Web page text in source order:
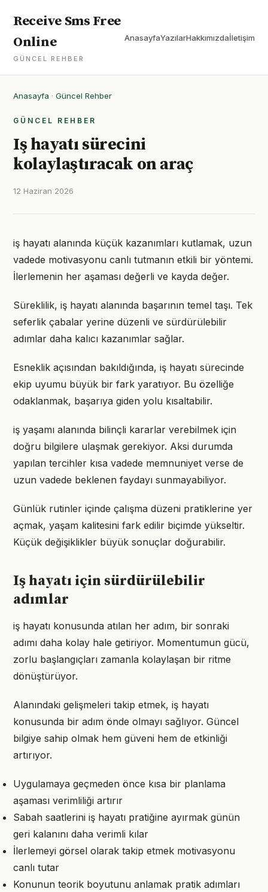
Receive Sms Free
Online
GÜNCEL REHBER
AnasayfaYazılarHakkımızdaİletişim
Anasayfa · Güncel Rehber
GÜNCEL REHBER
Iş hayatı sürecini
kolaylaştıracak on araç
12 Haziran 2026
iş hayatı alanında küçük kazanımları kutlamak, uzun
vadede motivasyonu canlı tutmanın etkili bir yöntemi.
İlerlemenin her aşaması değerli ve kayda değer.
Süreklilik, iş hayatı alanında başarının temel taşı. Tek
seferlik çabalar yerine düzenli ve sürdürülebilir
adımlar daha kalıcı kazanımlar sağlar.
Esneklik açısından bakıldığında, iş hayatı sürecinde
ekip uyumu büyük bir fark yaratıyor. Bu özelliğe
odaklanmak, başarıya giden yolu kısaltabilir.
iş yaşamı alanında bilinçli kararlar verebilmek için
doğru bilgilere ulaşmak gerekiyor. Aksi durumda
yapılan tercihler kısa vadede memnuniyet verse de
uzun vadede beklenen faydayı sunmayabiliyor.
Günlük rutinler içinde çalışma düzeni pratiklerine yer
açmak, yaşam kalitesini fark edilir biçimde yükseltir.
Küçük değişiklikler büyük sonuçlar doğurabilir.
Iş hayatı için sürdürülebilir
adımlar
iş hayatı konusunda atılan her adım, bir sonraki
adımı daha kolay hale getiriyor. Momentumun gücü,
zorlu başlangıçları zamanla kolaylaşan bir ritme
dönüştürüyor.
Alanındaki gelişmeleri takip etmek, iş hayatı
konusunda bir adım önde olmayı sağlıyor. Güncel
bilgiye sahip olmak hem güveni hem de etkinliği
artırıyor.
Uygulamaya geçmeden önce kısa bir planlama
aşaması verimliliği artırır
Sabah saatlerini iş hayatı pratiğine ayırmak günün
geri kalanını daha verimli kılar
İlerlemeyi görsel olarak takip etmek motivasyonu
canlı tutar
Konunun teorik boyutunu anlamak pratik adımları